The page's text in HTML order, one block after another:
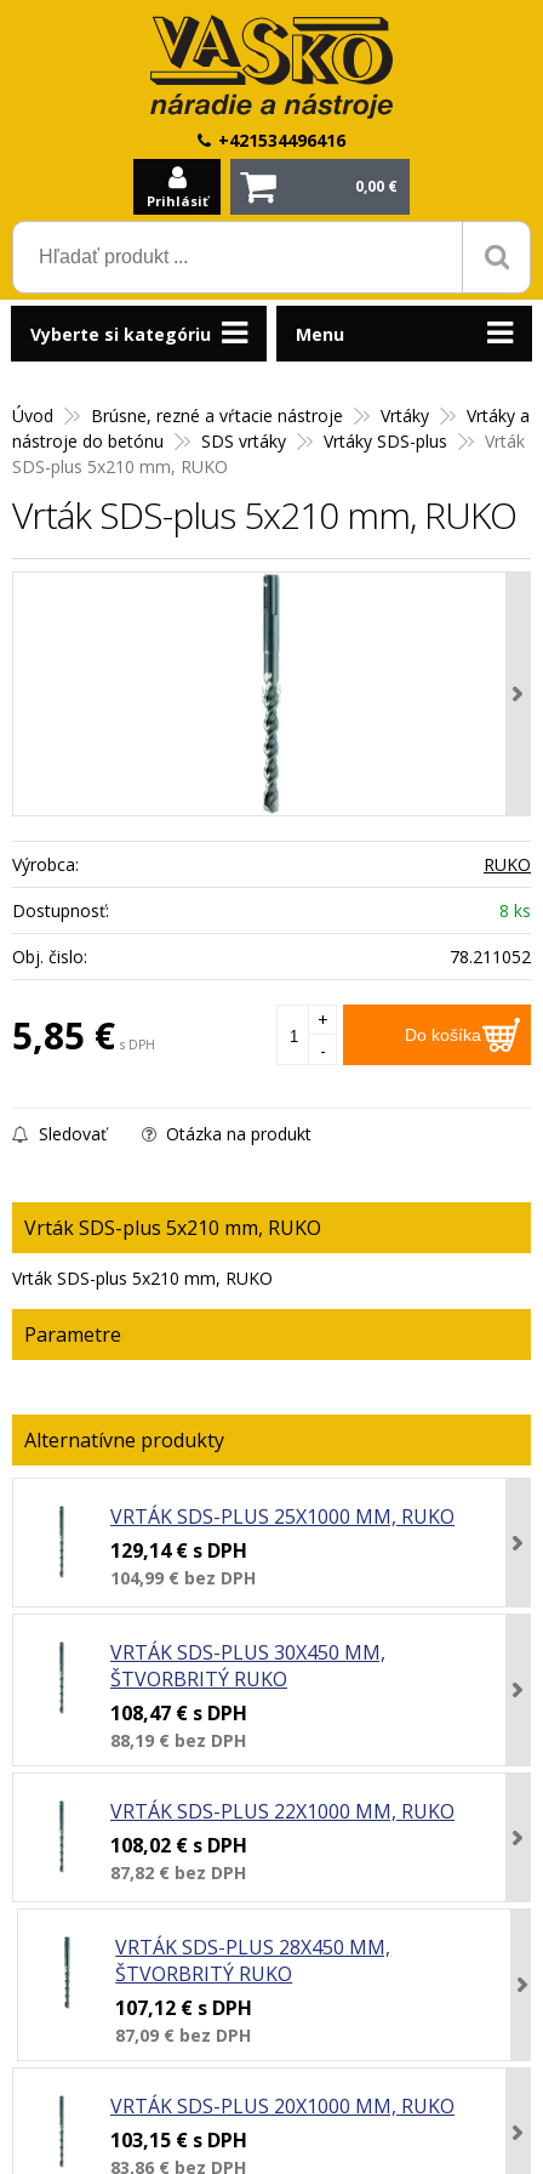
+421534496416
Prihlásiť
0,00 €
Úvod Brúsne, rezné a vŕtacie nástroje Vrtáky
Vrtáky a
nástroje do betónu
SDS vrtáky Vrtáky SDS-plus
Vrták
SDS-plus 5x210 mm, RUKO
Vrták SDS-plus 5x210 mm, RUKO
Výrobca:
RUKO
Dostupnosť:
8 ks
Obj. čislo:
78.211052
5,85 € s DPH Do košíka
+
-
Sledovať Otázka na produkt
Vrták SDS-plus 5x210 mm, RUKO
Vrták SDS-plus 5x210 mm, RUKO
Parametre
VRTÁK SDS-PLUS 25X1000 MM, RUKO
129,14 € s DPH
104,99 € bez DPH
VRTÁK SDS-PLUS 30X450 MM,
ŠTVORBRITÝ RUKO
108,47 € s DPH
88,19 € bez DPH
VRTÁK SDS-PLUS 22X1000 MM, RUKO
108,02 € s DPH
87,82 € bez DPH
VRTÁK SDS-PLUS 28X450 MM,
ŠTVORBRITÝ RUKO
107,12 € s DPH
87,09 € bez DPH
VRTÁK SDS-PLUS 20X1000 MM, RUKO
103,15 € s DPH
83,86 € bez DPH
Vyberte si kategóriu Menu